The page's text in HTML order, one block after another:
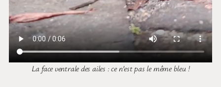
La face ventrale des ailes : ce n’est pas le même bleu !